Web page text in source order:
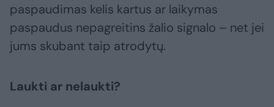
paspaudimas kelis kartus ar laikymas
paspaudus nepagreitins žalio signalo – net jei
jums skubant taip atrodytų.
Laukti ar nelaukti?